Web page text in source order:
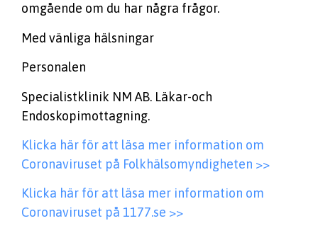
omgående om du har några frågor.
Med vänliga hälsningar
Personalen
Specialistklinik NM AB. Läkar-och
Endoskopimottagning.
Klicka här för att läsa mer information om
Coronaviruset på Folkhälsomyndigheten >>
Klicka här för att läsa mer information om
Coronaviruset på 1177.se >>